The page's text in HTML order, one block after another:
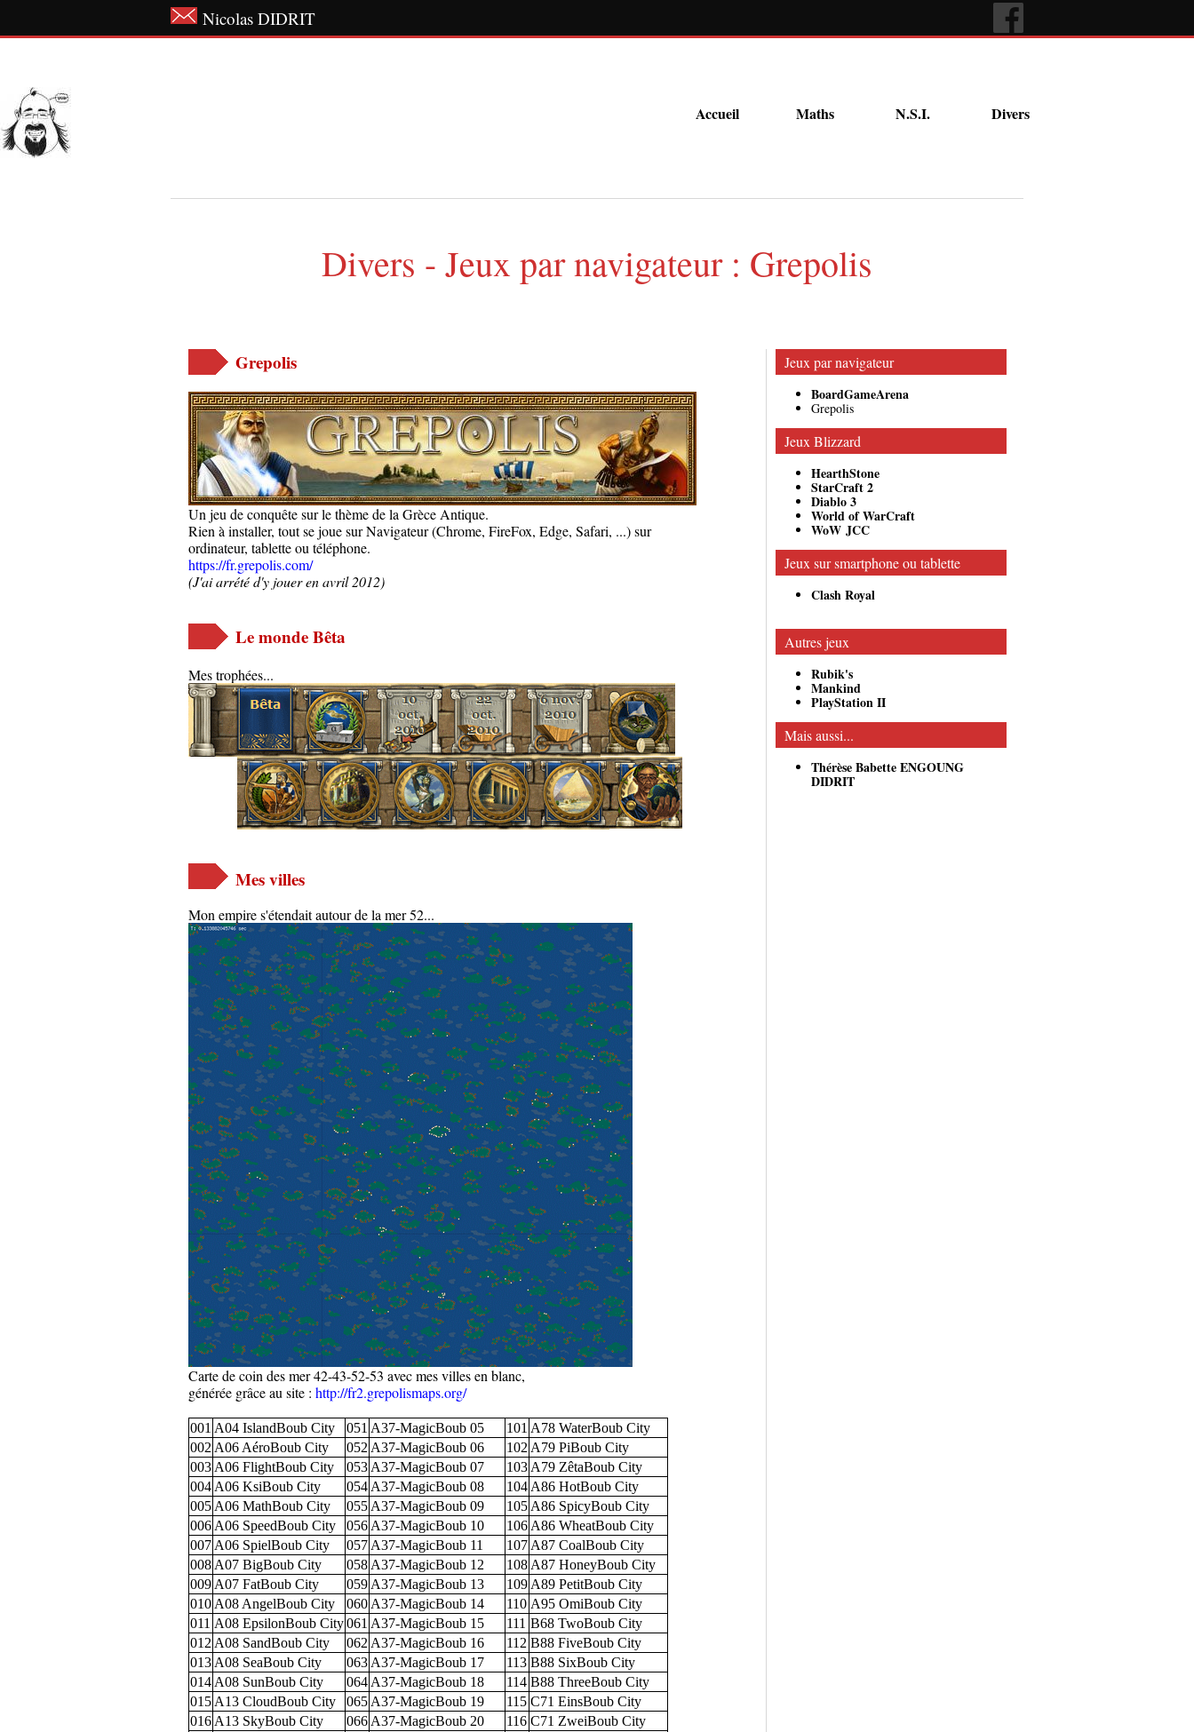
Nicolas DIDRIT
Accueil Maths N.S.I. Divers
Divers - Jeux par navigateur : Grepolis
Grepolis
Un jeu de conquête sur le thème de la Grèce Antique.
Rien à installer, tout se joue sur Navigateur (Chrome, FireFox, Edge, Safari, ...) sur
ordinateur, tablette ou téléphone.
https://fr.grepolis.com/
(J'ai arrété d'y jouer en avril 2012)
Le monde Bêta
Mes trophées...
Mes villes
Mon empire s'étendait autour de la mer 52...
Carte de coin des mer 42-43-52-53 avec mes villes en blanc,
générée grâce au site : http://fr2.grepolismaps.org/
001 A04 IslandBoub City 051 A37-MagicBoub 05 101 A78 WaterBoub City
002 A06 AéroBoub City 052 A37-MagicBoub 06 102 A79 PiBoub City
003 A06 FlightBoub City 053 A37-MagicBoub 07 103 A79 ZêtaBoub City
004 A06 KsiBoub City 054 A37-MagicBoub 08 104 A86 HotBoub City
005 A06 MathBoub City 055 A37-MagicBoub 09 105 A86 SpicyBoub City
006 A06 SpeedBoub City 056 A37-MagicBoub 10 106 A86 WheatBoub City
007 A06 SpielBoub City 057 A37-MagicBoub 11 107 A87 CoalBoub City
008 A07 BigBoub City 058 A37-MagicBoub 12 108 A87 HoneyBoub City
009 A07 FatBoub City 059 A37-MagicBoub 13 109 A89 PetitBoub City
010 A08 AngelBoub City 060 A37-MagicBoub 14 110 A95 OmiBoub City
011 A08 EpsilonBoub City061 A37-MagicBoub 15 111 B68 TwoBoub City
012 A08 SandBoub City 062 A37-MagicBoub 16 112 B88 FiveBoub City
013 A08 SeaBoub City 063 A37-MagicBoub 17 113 B88 SixBoub City
014 A08 SunBoub City 064 A37-MagicBoub 18 114 B88 ThreeBoub City
015 A13 CloudBoub City 065 A37-MagicBoub 19 115 C71 EinsBoub City
016 A13 SkyBoub City 066 A37-MagicBoub 20 116 C71 ZweiBoub City
Jeux par navigateur
BoardGameArena
Grepolis
Jeux Blizzard
HearthStone
StarCraft 2
Diablo 3
World of WarCraft
WoW JCC
Jeux sur smartphone ou tablette
Clash Royal
Autres jeux
Rubik's
Mankind
PlayStation II
Mais aussi...
Thérèse Babette ENGOUNG
DIDRIT